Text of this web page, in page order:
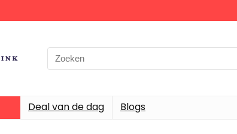
Deal van de dag Blogs